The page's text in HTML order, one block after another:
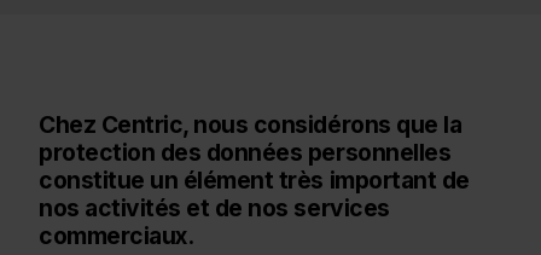
Chez Centric, nous considérons que la
protection des données personnelles
constitue un élément très important de
nos activités et de nos services
commerciaux.